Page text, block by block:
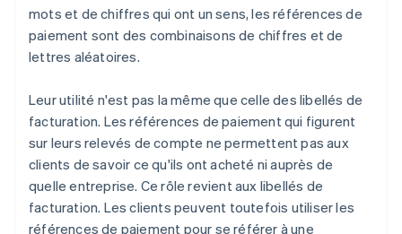
mots et de chiffres qui ont un sens, les références de
paiement sont des combinaisons de chiffres et de
lettres aléatoires.
Leur utilité n'est pas la même que celle des libellés de
facturation. Les références de paiement qui figurent
sur leurs relevés de compte ne permettent pas aux
clients de savoir ce qu'ils ont acheté ni auprès de
quelle entreprise. Ce rôle revient aux libellés de
facturation. Les clients peuvent toutefois utiliser les
références de paiement pour se référer à une